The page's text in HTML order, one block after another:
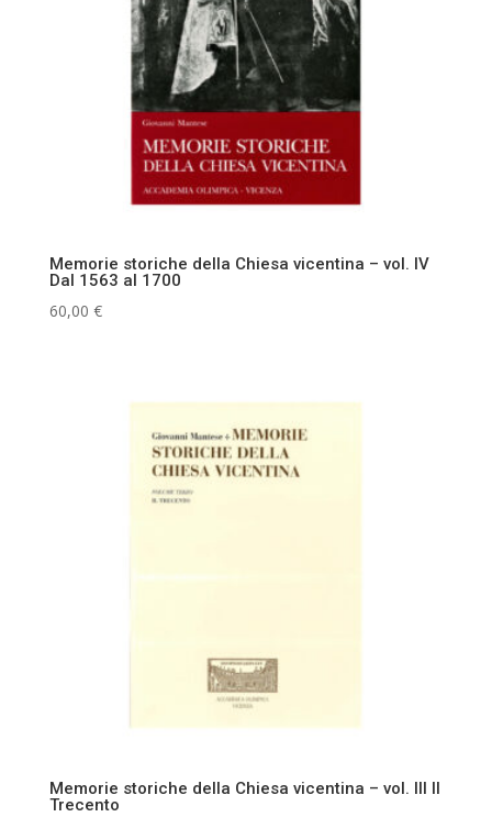
Memorie storiche della Chiesa vicentina – vol. IV
Dal 1563 al 1700
60,00 €
Memorie storiche della Chiesa vicentina – vol. III Il
Trecento